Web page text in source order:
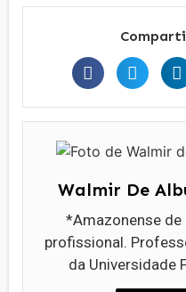
Walmir De
*Amazonense
profissional.
da Universidade